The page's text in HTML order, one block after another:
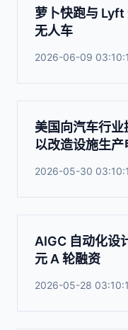
萝卜快跑与 Lyft
无人车
2026-06-09
美国向汽车行业
以改造设施生产
2026-05-30
AIGC 自动化设
元 A 轮融资
2026-05-28